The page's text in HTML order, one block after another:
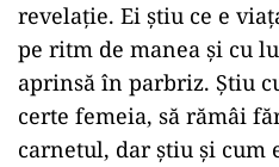
revelație. Ei știu ce e
pe ritm de manea și cu
aprinsă în parbriz. Știu
certe femeia, să rămâi
carnetul, dar știu și cum